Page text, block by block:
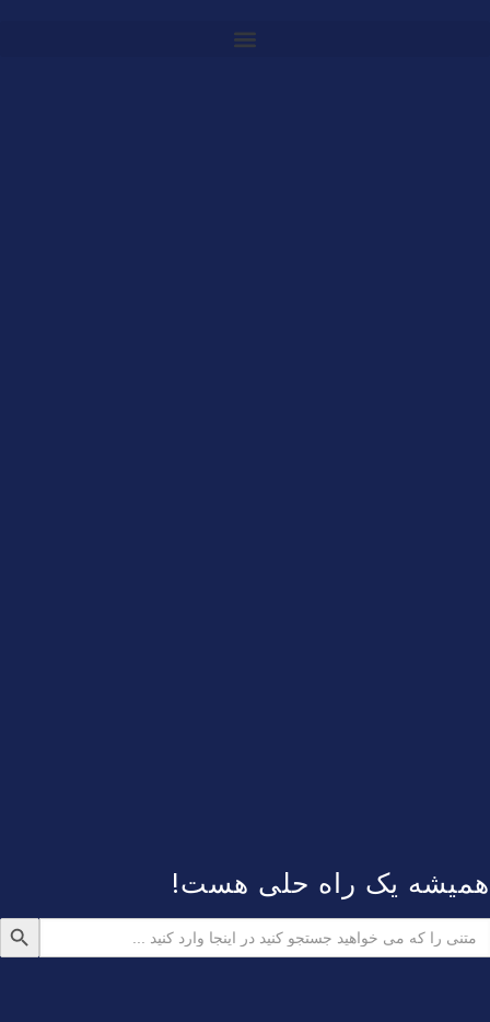
همیشه یک راه حلی هست!
جستجو
برای:
دکمه